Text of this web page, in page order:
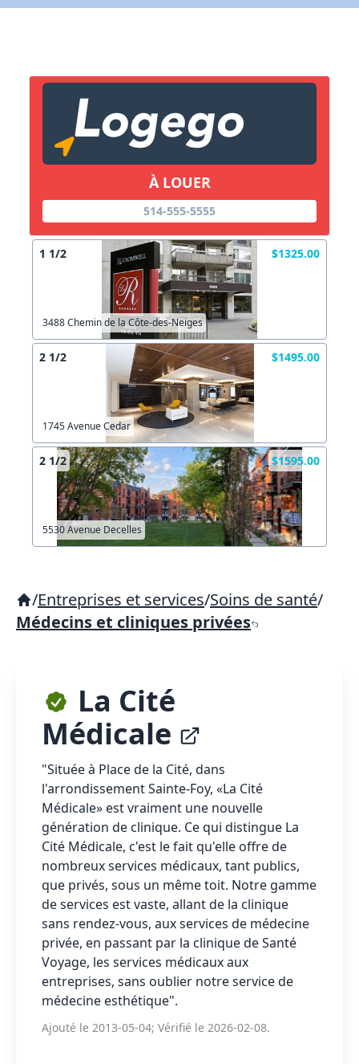
À LOUER
514-555-5555
1 1/2 $1325.00
3488 Chemin de la Côte-des-Neiges
2 1/2 $1495.00
1745 Avenue Cedar
2 1/2 $1595.00
5530 Avenue Decelles
/Entreprises et services/Soins de santé/
Médecins et cliniques privées
La Cité
Médicale
"Située à Place de la Cité, dans
l'arrondissement Sainte-Foy, «La Cité
Médicale» est vraiment une nouvelle
génération de clinique. Ce qui distingue La
Cité Médicale, c'est le fait qu'elle offre de
nombreux services médicaux, tant publics,
que privés, sous un même toit. Notre gamme
de services est vaste, allant de la clinique
sans rendez-vous, aux services de médecine
privée, en passant par la clinique de Santé
Voyage, les services médicaux aux
entreprises, sans oublier notre service de
médecine esthétique".
Ajouté le 2013-05-04; Vérifié le 2026-02-08.
X Fermer
Lien vers inscription (sera inclus dans courriel)
Copier lien
X Fermer Envoyez